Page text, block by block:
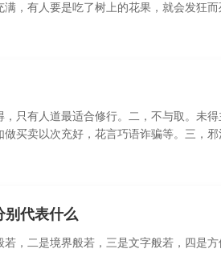
，有人要是吃了树上的花果，就会发狂而
只有人道最适合修行。二，不与取。未得
买卖以次充好，花言巧语诈骗等。三，邪
别代表什么
，二是境界般若，三是文字般若，四是